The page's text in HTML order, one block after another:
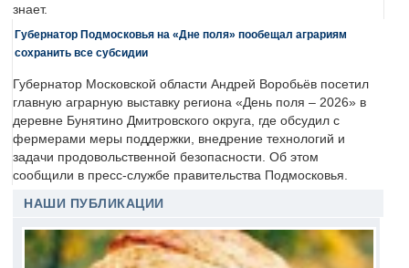
знает.
Губернатор Подмосковья на «Дне поля» пообещал аграриям
сохранить все субсидии
Губернатор Московской области Андрей Воробьёв посетил
главную аграрную выставку региона «День поля – 2026» в
деревне Бунятино Дмитровского округа, где обсудил с
фермерами меры поддержки, внедрение технологий и
задачи продовольственной безопасности. Об этом
сообщили в пресс-службе правительства Подмосковья.
НАШИ ПУБЛИКАЦИИ